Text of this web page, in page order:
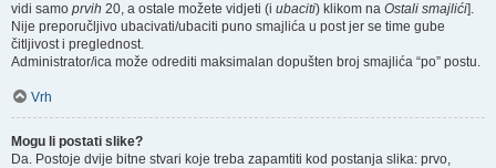
vidi samo prvih 20, a ostale možete vidjeti (i ubaciti) klikom na Ostali smajlići].
Nije preporučljivo ubacivati/ubaciti puno smajlića u post jer se time gube
čitljivost i preglednost.
Administrator/ica može odrediti maksimalan dopušten broj smajlića “po” postu.
Vrh
Mogu li postati slike?
Da. Postoje dvije bitne stvari koje treba zapamtiti kod postanja slika: prvo,